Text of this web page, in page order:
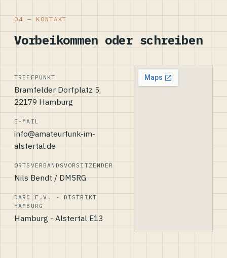
04 — KONTAKT
Vorbeikommen oder schreiben
TREFFPUNKT
Bramfelder Dorfplatz 5,
22179 Hamburg
E-MAIL
info@amateurfunk-im-
alstertal.de
ORTSVERBANDSVORSITZENDER
Nils Bendt / DM5RG
DARC E.V. - DISTRIKT
HAMBURG
Hamburg - Alstertal E13